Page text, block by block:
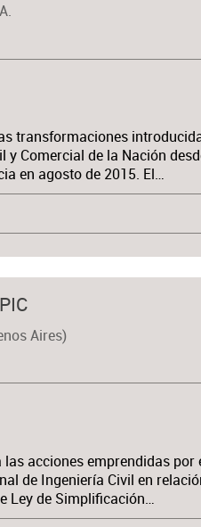
transformaciones
y Comercial de la Nación
en agosto de 2015. El…
Aires)
acciones emprendidas por
de Ingeniería Civil en
Ley de Simplificación…